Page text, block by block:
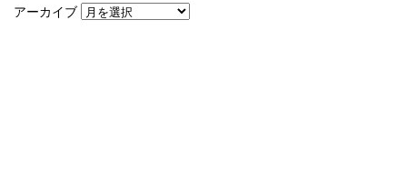
アーカイブ